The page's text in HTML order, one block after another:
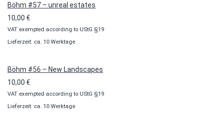
Böhm #57 – unreal estates
10,00 €
VAT exempted according to UStG §19
Lieferzeit: ca. 10 Werktage
Böhm #56 – New Landscapes
10,00 €
VAT exempted according to UStG §19
Lieferzeit: ca. 10 Werktage